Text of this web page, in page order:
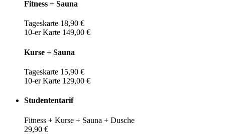
Fitness + Sauna
Tageskarte 18,90 €
10-er Karte 149,00 €
Kurse + Sauna
Tageskarte 15,90 €
10-er Karte 129,00 €
Studententarif
Fitness + Kurse + Sauna + Dusche
29,90 €